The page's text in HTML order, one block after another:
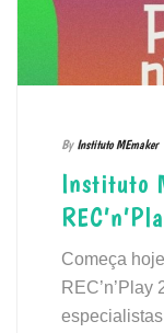
By Instituto MEmaker
Instituto
Começa